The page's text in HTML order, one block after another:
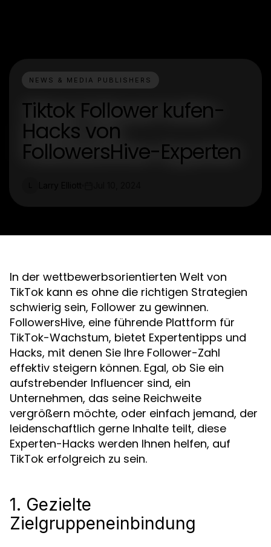
NEWS & MEDIA PUBLISHERS
Tiktok Follower kufen-
Hacks von
FollowersHive-Experten
In der wettbewerbsorientierten Welt von
TikTok kann es ohne die richtigen Strategien
schwierig sein, Follower zu gewinnen.
FollowersHive, eine führende Plattform für
TikTok-Wachstum, bietet Expertentipps und
Hacks, mit denen Sie Ihre Follower-Zahl
effektiv steigern können. Egal, ob Sie ein
aufstrebender Influencer sind, ein
Unternehmen, das seine Reichweite
vergrößern möchte, oder einfach jemand, der
leidenschaftlich gerne Inhalte teilt, diese
Experten-Hacks werden Ihnen helfen, auf
TikTok erfolgreich zu sein.
1. Gezielte
Zielgruppeneinbindung